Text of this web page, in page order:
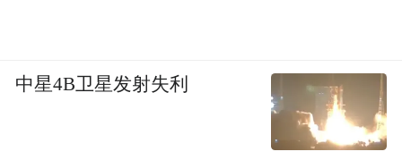
中星4B卫星发射失利